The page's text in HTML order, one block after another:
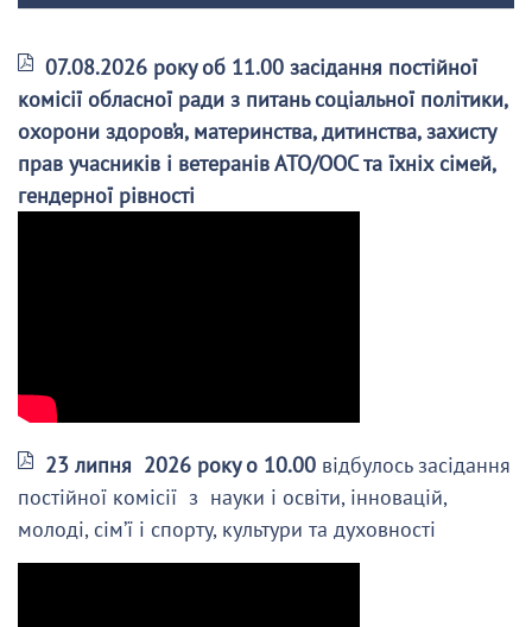
07.08.2026 року об 11.00 засідання постійної
комісії обласної ради з питань соціальної політики,
охорони здоров’я, материнства, дитинства, захисту
прав учасників і ветеранів АТО/ООС та їхніх сімей,
гендерної рівності
23 липня 2026 року о 10.00 відбулось засідання
постійної комісії з науки і освіти, інновацій,
молоді, сім’ї і спорту, культури та духовності